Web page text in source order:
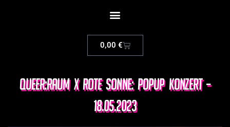
0,00 €
queer:raum x Rote Sonne: Popup Konzert –
18.05.2023